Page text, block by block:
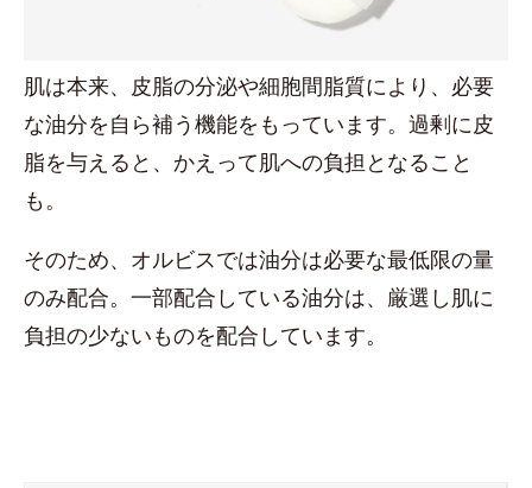
肌は本来、皮脂の分泌や細胞間脂質により、必要
な油分を自ら補う機能をもっています。過剰に皮
脂を与えると、かえって肌への負担となること
も。
そのため、オルビスでは油分は必要な最低限の量
のみ配合。一部配合している油分は、厳選し肌に
負担の少ないものを配合しています。